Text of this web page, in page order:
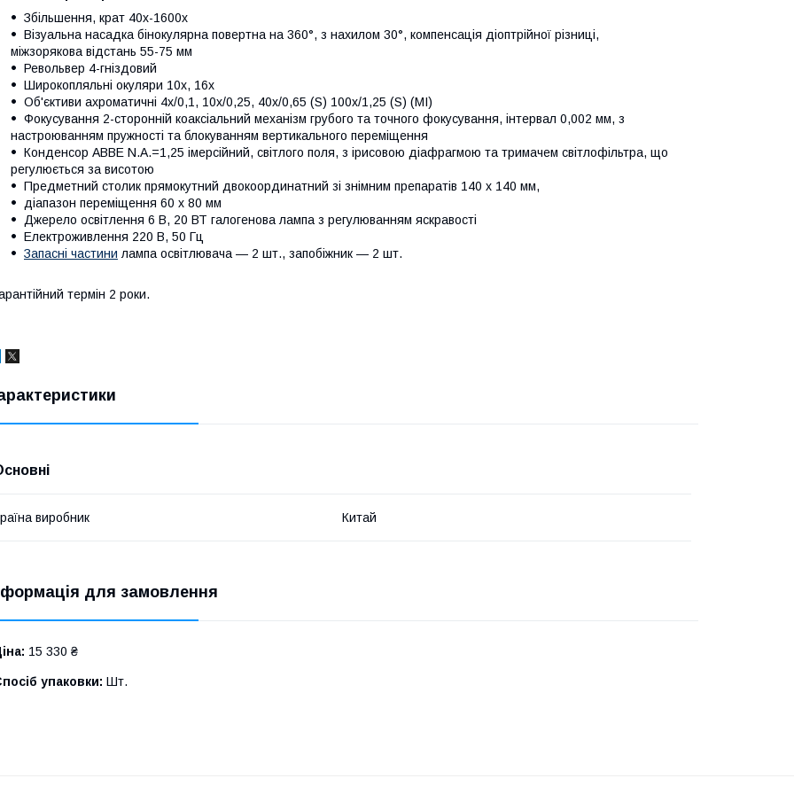
Збільшення, крат 40х-1600х
Візуальна насадка бінокулярна повертна на 360°, з нахилом 30°, компенсація діоптрійної різниці,
міжзорякова відстань 55-75 мм
Револьвер 4-гніздовий
Широкопляльні окуляри 10х, 16х
Об'єктиви ахроматичні 4х/0,1, 10х/0,25, 40х/0,65 (S) 100х/1,25 (S) (МІ)
Фокусування 2-сторонній коаксіальний механізм грубого та точного фокусування, інтервал 0,002 мм, з
настроюванням пружності та блокуванням вертикального переміщення
Конденсор ABBE N.A.=1,25 імерсійний, світлого поля, з ірисовою діафрагмою та тримачем світлофільтра, що
регулюється за висотою
Предметний столик прямокутний двокоординатний зі знімним препаратів 140 x 140 мм,
діапазон переміщення 60 х 80 мм
Джерело освітлення 6 В, 20 ВТ галогенова лампа з регулюванням яскравості
Електроживлення 220 В, 50 Гц
Запасні частини лампа освітлювача — 2 шт., запобіжник — 2 шт.
термін 2 роки.
виробник Китай
для замовлення
15 330 ₴
упаковки: Шт.